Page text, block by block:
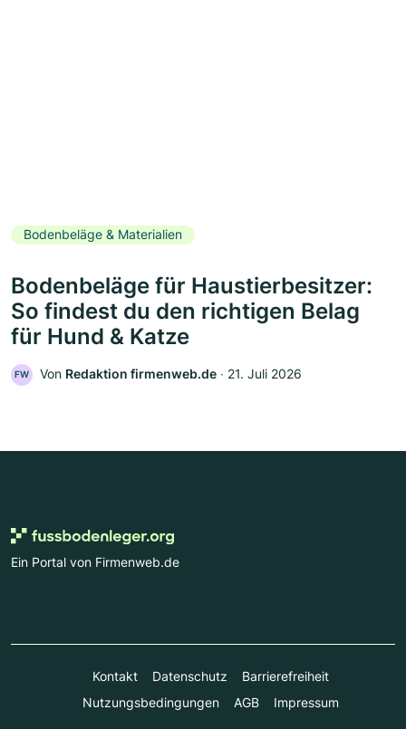
Bodenbeläge & Materialien
Bodenbeläge für Haustierbesitzer:
So findest du den richtigen Belag
für Hund & Katze
FW Von Redaktion firmenweb.de ‧ 21. Juli 2026
Ein Portal von Firmenweb.de
Kontakt Datenschutz
Barrierefreiheit
Nutzungsbedingungen
AGB Impressum